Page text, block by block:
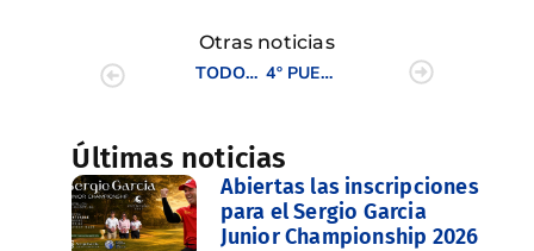
Otras noticias
TODOS LOS SÁBADOS GOLF EN “EL MUNDO” E “INFORMACIÓN”
4º PUESTO PARA LOS VALENCIANOS EN EL INTERTERRITORIAL SUB-25
Últimas noticias
Abiertas las inscripciones
para el Sergio Garcia
Junior Championship 2026